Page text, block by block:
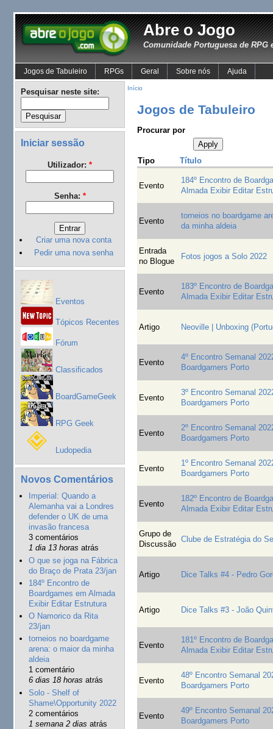
Abre o Jogo
Comunidade Portuguesa de RPG
Jogos de Tabuleiro RPGs Geral Sobre nós Ajuda
Pesquisar neste site:
Iniciar sessão
Utilizador: *
Senha: *
Criar uma nova conta
Pedir uma nova senha
Eventos
Tópicos Recentes
Fórum
Classificados
BoardGameGeek
RPG Geek
Ludopedia
Novos Comentários
Imperial: Quando a
Alemanha vai a Londres
defender o UK de uma
invasão francesa
3 comentários
1 dia 13 horas atrás
O que se joga na Fábrica
do Braço de Prata 23/jan
184º Encontro de
Boardgames em Almada
Exibir Editar Estrutura
O Namorico da Rita
23/jan
torneios no boardgame
arena: o maior da minha
aldeia
1 comentário
6 dias 18 horas atrás
Solo - Shelf of
Shame\Opportunity 2022
2 comentários
1 semana 2 dias atrás
Início
Jogos de Tabuleiro
Procurar por
Tipo Título
Evento
184º Encontro de
Almada Exibir Editar
Evento
torneios no boardgame
da minha aldeia
Entrada
no Blogue
Fotos jogos a Solo 2022
Evento
183º Encontro de
Almada Exibir Editar
Artigo Neoville | Unboxing
Evento
4º Encontro Semanal
Boardgamers Porto
Evento
3º Encontro Semanal
Boardgamers Porto
Evento
2º Encontro Semanal
Boardgamers Porto
Evento
1º Encontro Semanal
Boardgamers Porto
Evento
182º Encontro de
Almada Exibir Editar
Grupo de
Discussão
Clube de Estratégia do
Artigo Dice Talks #4 - Pedro
Artigo Dice Talks #3 - João
Evento
181º Encontro de
Almada Exibir Editar
Evento
48º Encontro Semanal
Boardgamers Porto
Evento
49º Encontro Semanal
Boardgamers Porto